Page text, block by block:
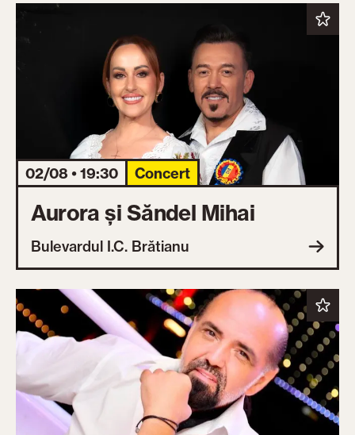
02/08 • 19:30 Concert
Aurora și Săndel Mihai
Bulevardul I.C. Brătianu